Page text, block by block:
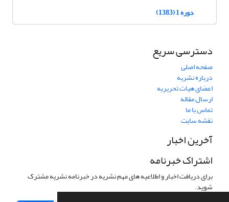
دوره 1 (1383)
دسترسی سریع
صفحه اصلی
درباره نشریه
اعضای هیات تحریریه
ارسال مقاله
تماس با ما
نقشه سایت
آخرین اخبار
اشتراک خبرنامه
برای دریافت اخبار و اطلاعیه های مهم نشریه در خبرنامه نشریه مشترک
شوید.